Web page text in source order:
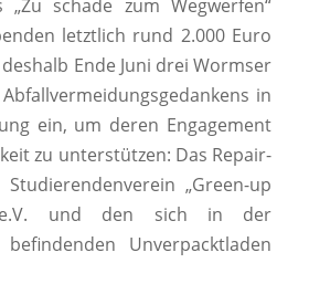
„Zu schade zum Wegwerfen“
letztlich rund 2.000 Euro
Ende Juni drei Wormser
in
ein, um deren Engagement
zu unterstützen: Das Repair-
„Green-up
e.V. und den sich in der
befindenden Unverpacktladen